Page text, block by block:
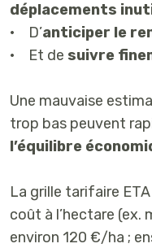
déplacements
• D’anticiper le
• Et de suivre
Une mauvaise
trop bas peuvent
l’équilibre
La grille tarifaire
coût à l’hectare (ex.
environ 120 €/ha ;